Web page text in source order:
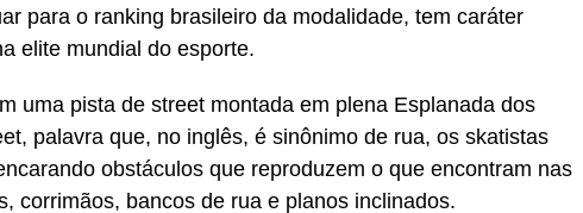
para o ranking brasileiro da modalidade, tem caráter
elite mundial do esporte.
uma pista de street montada em plena Esplanada dos
, palavra que, no inglês, é sinônimo de rua, os skatistas
obstáculos que reproduzem o que encontram nas
corrimãos, bancos de rua e planos inclinados.